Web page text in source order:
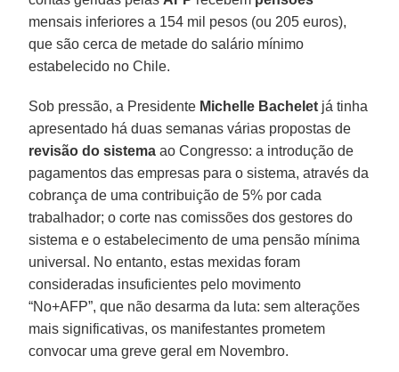
mensais inferiores a 154 mil pesos (ou 205 euros),
que são cerca de metade do salário mínimo
estabelecido no Chile.
Sob pressão, a Presidente Michelle Bachelet já tinha
apresentado há duas semanas várias propostas de
revisão do sistema ao Congresso: a introdução de
pagamentos das empresas para o sistema, através da
cobrança de uma contribuição de 5% por cada
trabalhador; o corte nas comissões dos gestores do
sistema e o estabelecimento de uma pensão mínima
universal. No entanto, estas mexidas foram
consideradas insuficientes pelo movimento
“No+AFP”, que não desarma da luta: sem alterações
mais significativas, os manifestantes prometem
convocar uma greve geral em Novembro.